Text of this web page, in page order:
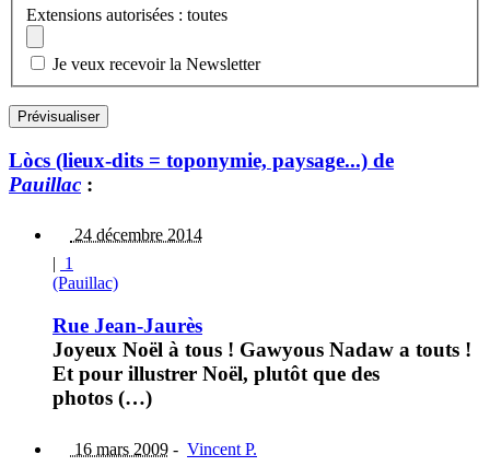
Extensions autorisées : toutes
Je veux recevoir la Newsletter
Lòcs (lieux-dits = toponymie, paysage...) de
Pauillac :
24 décembre 2014
| 1
(Pauillac)
Rue Jean-Jaurès
Joyeux Noël à tous ! Gawyous Nadaw a touts !
Et pour illustrer Noël, plutôt que des
photos (…)
16 mars 2009 - Vincent P.